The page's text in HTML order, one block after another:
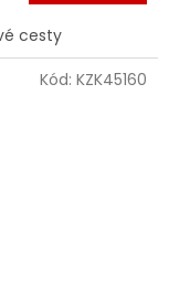
cesty
Kód: KZK45160